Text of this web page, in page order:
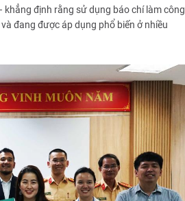
định rằng sử dụng báo chí làm công
đang được áp dụng phổ biến ở nhiều